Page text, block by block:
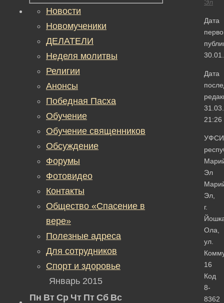
Эл
Дата
Дата
21:26
Эл
Эл,
г.
Ола,
ул.
16
Код
8-
8362
Новости
Новомученики
ДЕЛАТЕЛИ
Неделя молитвы
Религии
Анонсы
Победная Пасха
Обучение
Обучение священников
Обсуждение
Форумы
Фотовидео
Контакты
Общество «Спасение в
вере»
Полезные адреса
Для сотрудников
Спорт и здоровье
Январь 2015
Пн Вт Ср Чт Пт Сб Вс